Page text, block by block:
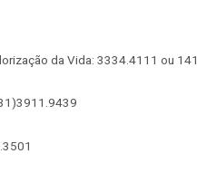
da Vida: 3334.4111 ou 141